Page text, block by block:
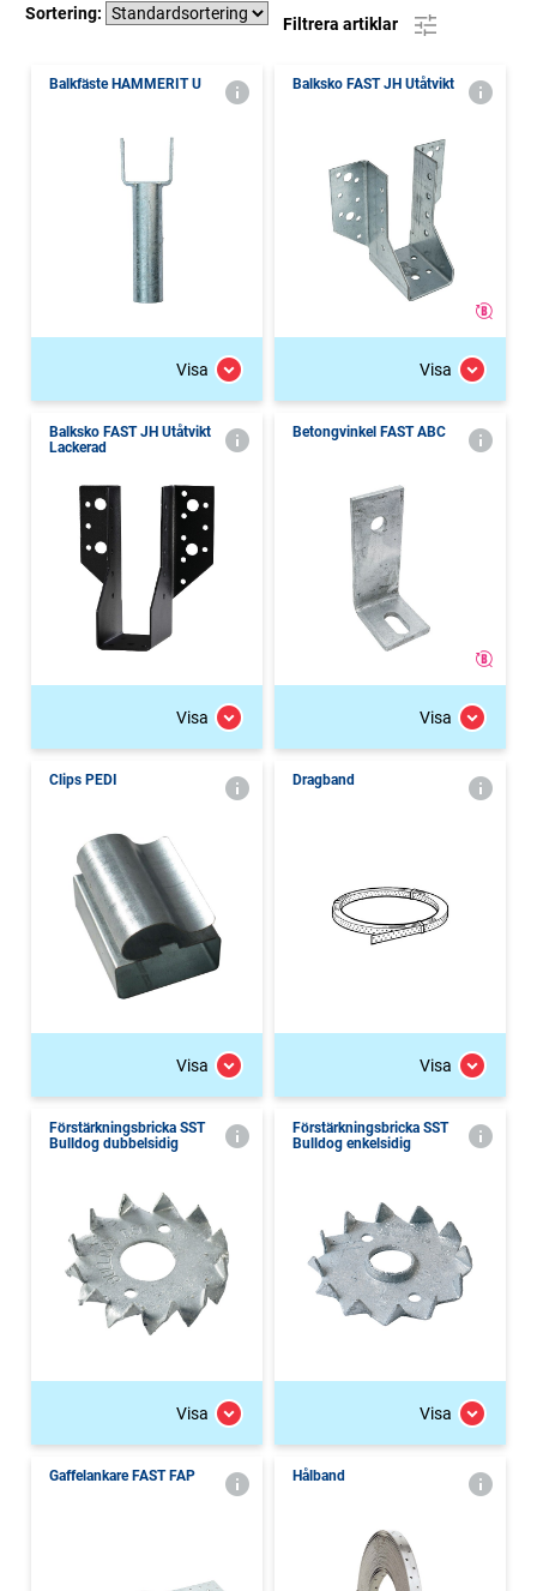
Sortering:
Filtrera artiklar
Balkfäste HAMMERIT U
Visa
Balksko FAST JH Utåtvikt
Visa
Balksko FAST JH Utåtvikt
Lackerad
Visa
Betongvinkel FAST ABC
Visa
Clips PEDI
Visa
Dragband
Visa
Förstärkningsbricka SST
Bulldog dubbelsidig
Visa
Förstärkningsbricka SST
Bulldog enkelsidig
Visa
Gaffelankare FAST FAP Hålband